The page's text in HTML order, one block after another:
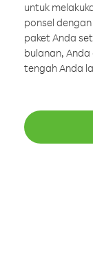
untuk
ponsel
paket Anda
bulanan,
tengah Anda